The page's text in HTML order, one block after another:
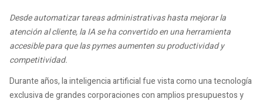
Desde automatizar tareas administrativas hasta mejorar la
atención al cliente, la IA se ha convertido en una herramienta
accesible para que las pymes aumenten su productividad y
competitividad.
Durante años, la inteligencia artificial fue vista como una tecnología
exclusiva de grandes corporaciones con amplios presupuestos y